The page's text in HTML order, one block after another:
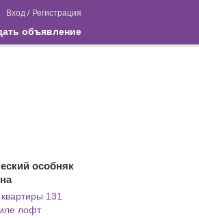
Вход / Регистрация
объявление
особняк
131
лофт